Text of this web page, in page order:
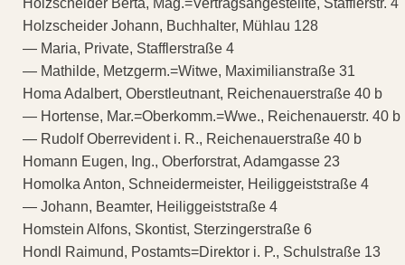
Holzscheider Johann, Buchhalter, Mühlau 128
— Maria, Private, Stafflerstraße 4
— Mathilde, Metzgerm.=Witwe, Maximilianstraße 31
Homa Adalbert, Oberstleutnant, Reichenauerstraße 40 b
— Hortense, Mar.=Oberkomm.=Wwe., Reichenauerstr. 40 b
— Rudolf Oberrevident i. R., Reichenauerstraße 40 b
Homann Eugen, Ing., Oberforstrat, Adamgasse 23
Homolka Anton, Schneidermeister, Heiliggeiststraße 4
— Johann, Beamter, Heiliggeiststraße 4
Homstein Alfons, Skontist, Sterzingerstraße 6
Hondl Raimund, Postamts=Direktor i. P., Schulstraße 13